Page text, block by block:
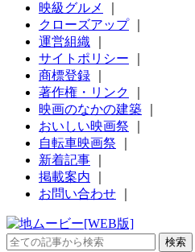
映級グルメ
クローズアップ｜
運営組織
サイトポリシー
商標登録
著作権・リンク
映画のなかの建築
おいしい映画祭
自転車映画祭
新着記事
掲載案内
お問い合わせ